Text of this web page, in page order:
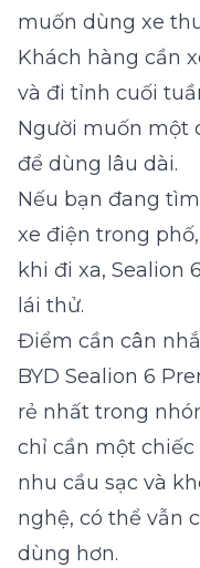
muốn dùng xe
Khách hàng cần
và đi tỉnh cuối
Người muốn một
để dùng lâu dài.
Nếu bạn đang
xe điện trong
khi đi xa, Sealion
lái thử.
Điểm cần cân
BYD Sealion 6
rẻ nhất trong
chỉ cần một
nhu cầu sạc và
nghệ, có thể vẫn
dùng hơn.